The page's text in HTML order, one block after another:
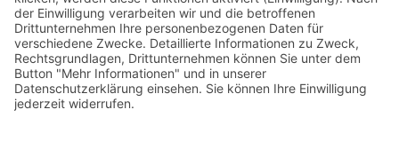
Happy Bavaria - Obgmurkst
ersch. 9. September 2026
368 Seiten, 13,5 x 21 cm
18,– €